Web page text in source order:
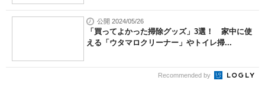
公開 2024/05/26
「買ってよかった掃除グッズ」3選！ 家中に使
える「ウタマロクリーナー」やトイレ掃...
Recommended by